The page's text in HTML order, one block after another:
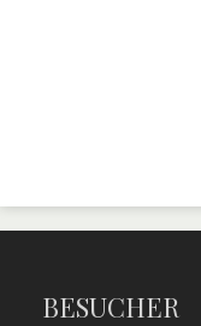
BESUCHER